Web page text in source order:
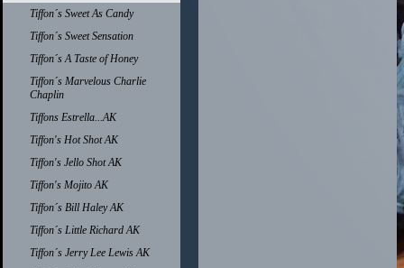
Tiffon´s Sweet As Candy
Tiffon´s Sweet Sensation
Tiffon´s A Taste of Honey
Tiffon´s Marvelous Charlie
Chaplin
Tiffons Estrella...AK
Tiffon's Hot Shot AK
Tiffon's Jello Shot AK
Tiffon's Mojito AK
Tiffon´s Bill Haley AK
Tiffon´s Little Richard AK
Tiffon´s Jerry Lee Lewis AK